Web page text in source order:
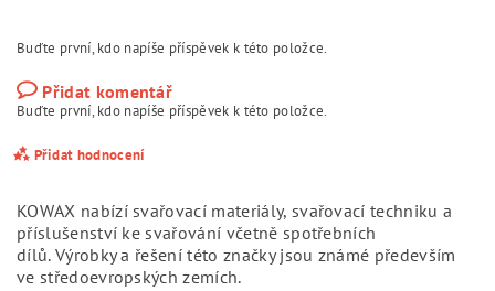
Buďte první, kdo napíše příspěvek k této položce.
Přidat komentář
Buďte první, kdo napíše příspěvek k této položce.
Přidat hodnocení
KOWAX nabízí svařovací materiály, svařovací techniku a
příslušenství ke svařování včetně spotřebních
dílů.Výrobky a řešení této značky jsou známé především
ve středoevropských zemích.